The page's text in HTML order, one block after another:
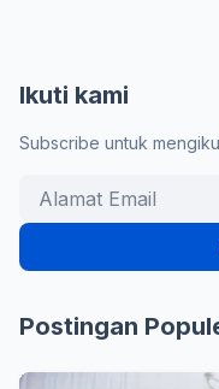
Ikuti kami
Subscribe untuk
Postingan